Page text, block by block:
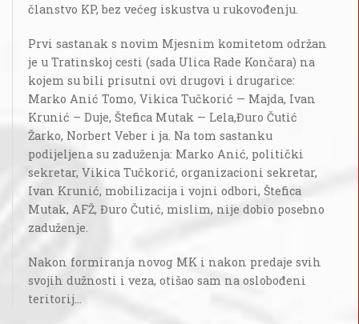
članstvo KP, bez većeg iskustva u rukovođenju.
Prvi sastanak s novim Mjesnim komitetom održan
je u Tratinskoj cesti (sada Ulica Rade Končara) na
kojem su bili prisutni ovi drugovi i drugarice:
Marko Anić Tomo, Vikica Tučkorić — Majda, Ivan
Krunić – Duje, Štefica Mutak — Lela,Đuro Čutić
Žarko, Norbert Veber i ja. Na tom sastanku
podijeljena su zaduženja: Marko Anić, politički
sekretar, Vikica Tučkorić, organizacioni sekretar,
Ivan Krunić, mobilizacija i vojni odbori, Štefica
Mutak, AFŽ, Đuro Čutić, mislim, nije dobio posebno
zaduženje.
Nakon formiranja novog MK i nakon predaje svih
svojih dužnosti i veza, otišao sam na oslobođeni
teritorij…